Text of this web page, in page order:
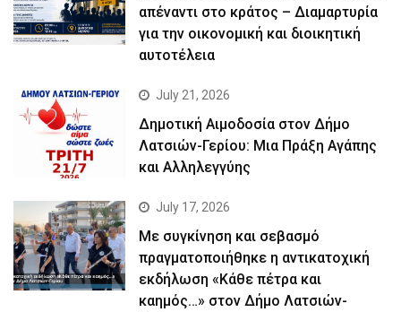
απέναντι στο κράτος – Διαμαρτυρία
για την οικονομική και διοικητική
αυτοτέλεια
July 21, 2026
Δημοτική Αιμοδοσία στον Δήμο
Λατσιών-Γερίου: Μια Πράξη Αγάπης
και Αλληλεγγύης
July 17, 2026
Με συγκίνηση και σεβασμό
πραγματοποιήθηκε η αντικατοχική
εκδήλωση «Κάθε πέτρα και
καημός…» στον Δήμο Λατσιών-